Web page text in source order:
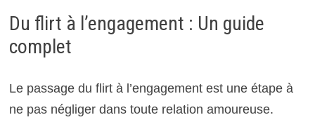
Du flirt à l’engagement : Un guide
complet
Le passage du flirt à l’engagement est une étape à
ne pas négliger dans toute relation amoureuse.